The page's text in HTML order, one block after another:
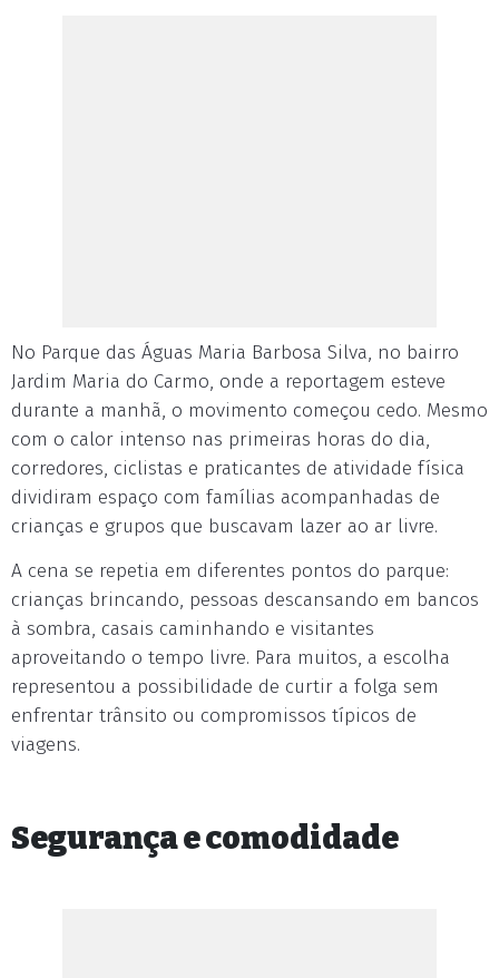
No Parque das Águas Maria Barbosa Silva, no bairro
Jardim Maria do Carmo, onde a reportagem esteve
durante a manhã, o movimento começou cedo. Mesmo
com o calor intenso nas primeiras horas do dia,
corredores, ciclistas e praticantes de atividade física
dividiram espaço com famílias acompanhadas de
crianças e grupos que buscavam lazer ao ar livre.
A cena se repetia em diferentes pontos do parque:
crianças brincando, pessoas descansando em bancos
à sombra, casais caminhando e visitantes
aproveitando o tempo livre. Para muitos, a escolha
representou a possibilidade de curtir a folga sem
enfrentar trânsito ou compromissos típicos de
viagens.
Segurança e comodidade